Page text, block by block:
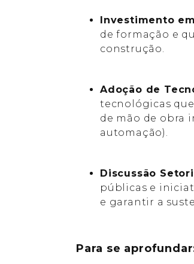
Investimento
de formação e
construção.
Adoção de
tecnológicas
de mão de obra
automação).
Discussão
públicas e
e garantir a
Para se